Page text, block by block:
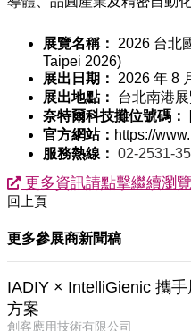
展覽名稱：
2026 台北
Taipei 2026)
展出日期：
2026 年 8
展出地點：
台北南港
奈特爾科技攤位號碼：
官方網站： https://
服務熱線： 02-2531-
更多資訊請點擊繼續瀏
回上頁
更多參展商新聞稿
IADIY × IntelliGienic 攜
方案
創客應用技術有限公司